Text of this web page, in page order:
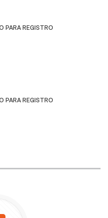
PARA REGISTRO
PARA REGISTRO